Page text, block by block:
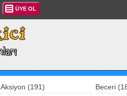
ÜYE OL
Aksiyon (191)
Beceri